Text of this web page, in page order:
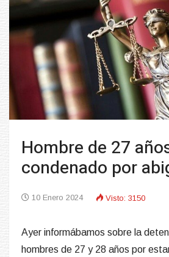
Hombre de 27
condenado por
10 Enero 2024 Visto: 3150
Ayer informábamos sobre la
hombres de 27 y 28 años por